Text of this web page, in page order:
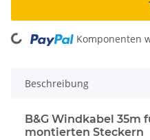
Komponenten
Beschreibung
B&G Windkabel 35m
montierten Steckern